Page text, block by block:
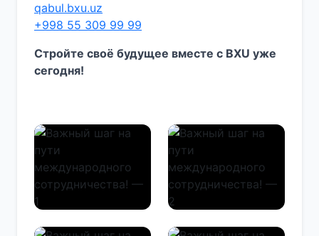
qabul.bxu.uz
+998 55 309 99 99
Стройте своё будущее вместе с BXU уже
сегодня!